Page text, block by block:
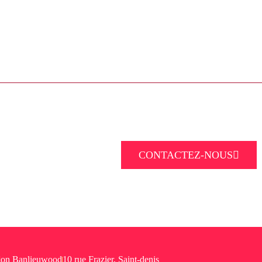
CONTACTEZ-NOUS
Banlieuwood10 rue Frazier, Saint-denis